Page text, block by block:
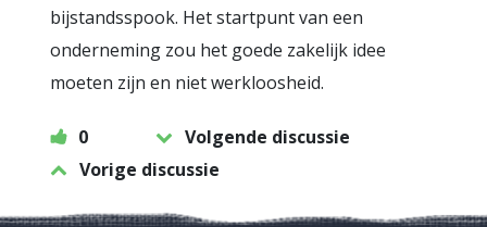
bijstandsspook. Het startpunt van een
onderneming zou het goede zakelijk idee
moeten zijn en niet werkloosheid.
0
Volgende discussie
Vorige discussie